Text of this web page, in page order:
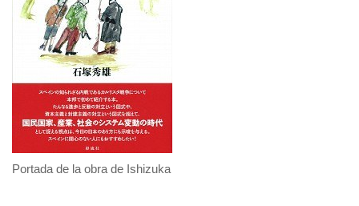
Portada de la obra de Ishizuka